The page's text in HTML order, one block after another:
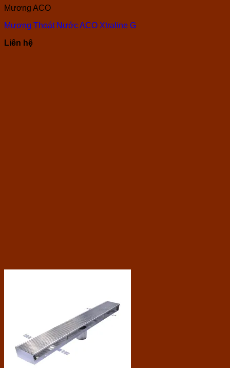
Mương ACO
Mương Thoát Nước ACO Xtraline G
Liên hệ